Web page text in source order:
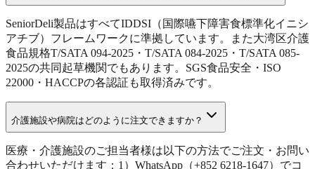
SeniorDeli製品はすべてIDDSI（国際嚥下障害食標準化イニシ
アチブ）フレームワークに準拠しています。また大湾区介護
食品規格T/SATA 094-2025・T/SATA 084-2025・T/SATA 085-
2025の共同起草機関でもあります。SGS食品安全・ISO
22000・HACCPの各認証も取得済みです。
介護施設や病院はどのように注文できますか？
医療・介護施設のご担当者様は以下の方法でご注文・お問い
合わせいただけます：1）WhatsApp（+852 6218-1647）でコ